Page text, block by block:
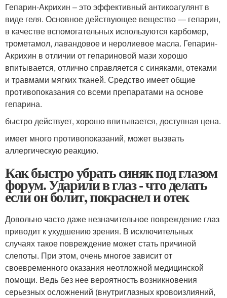
Гепарин-Акрихин – это эффективный антикоагулянт в
виде геля. Основное действующее вещество — гепарин,
в качестве вспомогательных используются карбомер,
трометамол, лавандовое и неролиевое масла. Гепарин-
Акрихин в отличии от гепариновой мази хорошо
впитывается, отлично справляется с синяками, отеками
и травмами мягких тканей. Средство имеет общие
противопоказания со всеми препаратами на основе
гепарина.
быстро действует, хорошо впитывается, доступная цена.
имеет много противопоказаний, может вызвать
аллергическую реакцию.
Как быстро убрать синяк под глазом
форум. Ударили в глаз - что делать
если он болит, покраснел и отек
Довольно часто даже незначительное повреждение глаз
приводит к ухудшению зрения. В исключительных
случаях такое повреждение может стать причиной
слепоты. При этом, очень многое зависит от
своевременного оказания неотложной медицинской
помощи. Ведь без нее вероятность возникновения
серьезных осложнений (внутриглазных кровоизлияний,